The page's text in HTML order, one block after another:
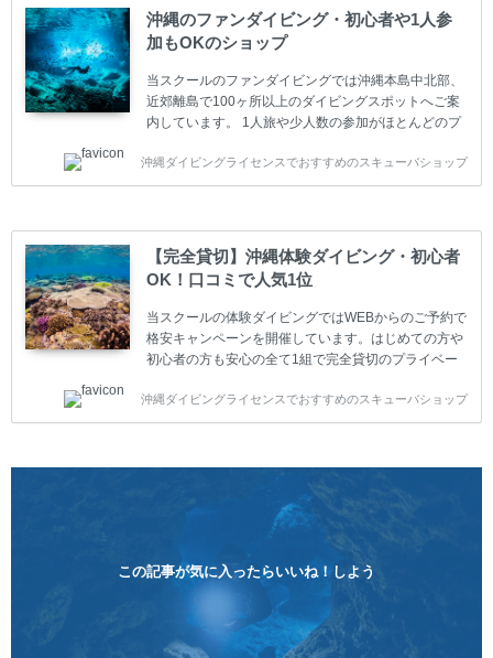
は年間を通じてキャンペーンを行っています。 ベーシ
ックダイバー(Cカード) 1日間+eラーニング 最安値キ
ャンペーン ￥22800(税込) ￥16800(税込) 器材 / 送
迎 / 保険 / 全て込み ダイビング...
沖縄のファンダイビング・初心者や1人参
加もOKのショップ
当スクールのファンダイビングでは沖縄本島中北部、
近郊離島で100ヶ所以上のダイビングスポットへご案
内しています。 1人旅や少人数の参加がほとんどのプ
の方も安心して楽しめるようにリフレッシュダイビン
グコースもご用意しています。お1人様も初心者の方
イセンスを取得したお客様、ファンダイビングのリピ
ーター様はファンダイビングの全てのコース費が
10%OFF、フル器材レンタルが50%OFFになります。
沖縄本島周辺ビーチ・ファンダイビング ￥13800(税
込)【 2ビーチ 】 ウエイト / タンク / 送迎...
沖縄ダイビングライセンスでおすすめのスキューバショップ
【完全貸切】沖縄体験ダイビング・初心者
OK！口コミで人気1位
当スクールの体験ダイビングではWEBからのご予約で
格安キャンペーンを開催しています。はじめての方や
初心者の方も安心の全て1組で完全貸切のプライベー
1人様から気軽にご参加ください。 全てのコースで高
画質の記念撮影&水中撮影付きです。初心者の方やダ
す。 沖縄本島周辺ビーチ・体験ダイビング 格安キャ
ンペーン！！￥16800 ￥11800(税込) 器材 / 送迎 / 保
険 / 全て込み ダイビングがはじめての方や初心者でも
気軽に体験できる半日のコース。沖縄本島のビーチか
らのんびりダイビングを楽しめます...
沖縄ダイビングライセンスでおすすめのスキューバショップ
この記事が気に入ったらいいね！しよう